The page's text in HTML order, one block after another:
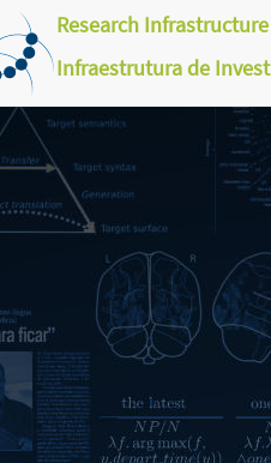
Research
Infraestrutura de